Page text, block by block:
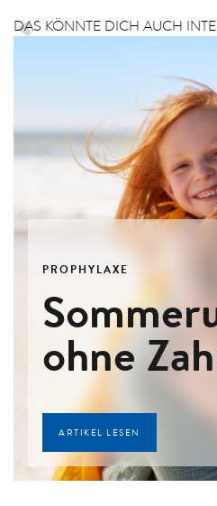
DAS KÖNNTE DICH AUCH
PROPHYLAXE
ohne
ARTIKEL LESEN